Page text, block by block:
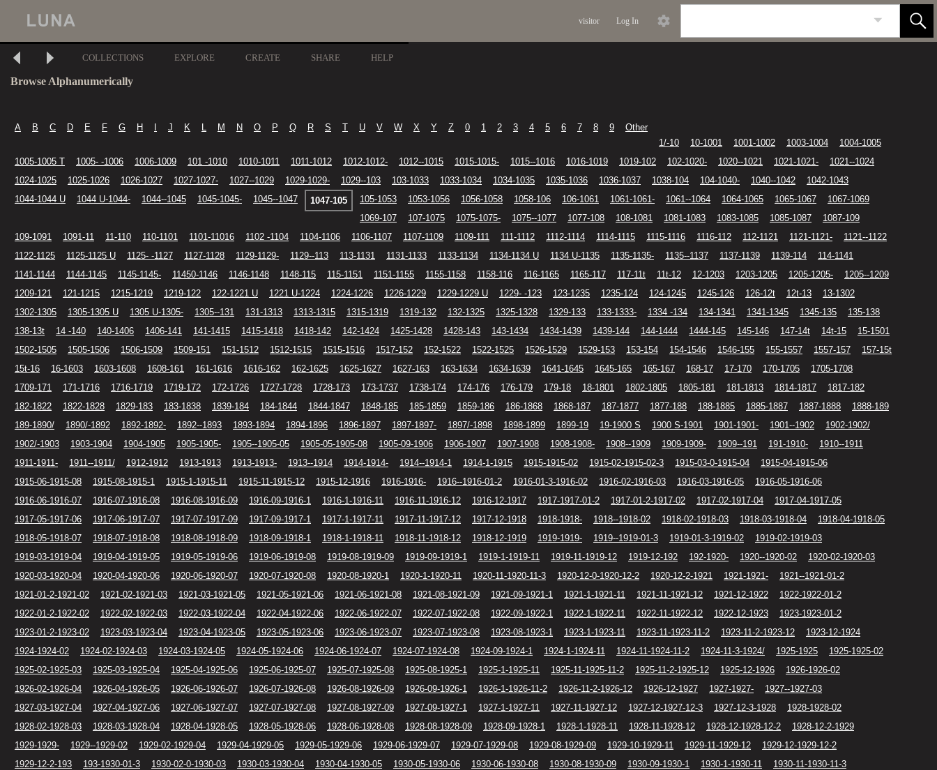
visitor Log In
COLLECTIONS EXPLORE CREATE SHARE HELP
Browse Alphanumerically
A B C D E F G H J K L M N O P Q R S T U V W X Y Z 0 1 2 3 4 5 6 7 8 9
Other
1/-10
10-1001 1001-1002 1003-1004
1004-1005
1005-1005 T
1005- -1006 1006-1009 101 -1010 1010-1011 1011-1012 1012-1012- 1012--1015 1015-1015- 1015--1016 1016-1019 1019-102 102-1020- 1020--1021 1021-1021-
1021--1024
1024-1025
1025-1026 1026-1027 1027-1027- 1027--1029 1029-1029- 1029--103 103-1033 1033-1034 1034-1035 1035-1036 1036-1037 1038-104 104-1040- 1040--1042
1042-1043
1044-1044 U
1044 U-1044- 1044--1045 1045-1045- 1045--1047 1047-105 105-1053 1053-1056 1056-1058 1058-106 106-1061 1061-1061- 1061--1064 1064-1065 1065-1067
1067-1069
1069-107
107-1075 1075-1075- 1075--1077 1077-108 108-1081 1081-1083 1083-1085 1085-1087
1087-109
109-1091
1091-11 11-110 110-1101 1101-11016 1102 -1104 1104-1106 1106-1107 1107-1109 1109-111 111-1112 1112-1114 1114-1115 1115-1116 1116-112 112-1121 1121-1121-
1121--1122
1122-1125
1125-1125 U 1125- -1127 1127-1128 1129-1129- 1129--113 113-1131 1131-1133 1133-1134 1134-1134 U 1134 U-1135 1135-1135- 1135--1137 1137-1139 1139-114
114-1141
1141-1144
1144-1145 1145-1145- 11450-1146 1146-1148 1148-115 115-1151 1151-1155 1155-1158 1158-116 116-1165 1165-117 117-11t 11t-12 12-1203 1203-1205 1205-1205-
1205--1209
1209-121
121-1215 1215-1219 1219-122 122-1221 U 1221 U-1224 1224-1226 1226-1229 1229-1229 U 1229- -123 123-1235 1235-124 124-1245 1245-126 126-12t 12t-13
13-1302
1302-1305
1305-1305 U 1305 U-1305- 1305--131 131-1313 1313-1315 1315-1319 1319-132 132-1325 1325-1328 1329-133 133-1333- 1334 -134 134-1341 1341-1345 1345-135
135-138
138-13t
14 -140 140-1406 1406-141 141-1415 1415-1418 1418-142 142-1424 1425-1428 1428-143 143-1434 1434-1439 1439-144 144-1444 1444-145 145-146 147-14t 14t-15
15-1501
1502-1505
1505-1506 1506-1509 1509-151 151-1512 1512-1515 1515-1516 1517-152 152-1522 1522-1525 1526-1529 1529-153 153-154 154-1546 1546-155 155-1557 1557-157
157-15t
15t-16
16-1603 1603-1608 1608-161 161-1616 1616-162 162-1625 1625-1627 1627-163 163-1634 1634-1639 1641-1645 1645-165 165-167 168-17 17-170 170-1705
1705-1708
1709-171
171-1716 1716-1719 1719-172 172-1726 1727-1728 1728-173 173-1737 1738-174 174-176 176-179 179-18 18-1801 1802-1805 1805-181 181-1813 1814-1817
1817-182
182-1822
1822-1828 1829-183 183-1838 1839-184 184-1844 1844-1847 1848-185 185-1859 1859-186 186-1868 1868-187 187-1877 1877-188 188-1885 1885-1887 1887-1888
1888-189
189-1890/
1890/-1892 1892-1892- 1892--1893 1893-1894 1894-1896 1896-1897 1897-1897- 1897/-1898 1898-1899 1899-19 19-1900 S 1900 S-1901 1901-1901- 1901--1902
1902-1902/
1902/-1903
1903-1904 1904-1905 1905-1905- 1905--1905-05 1905-05-1905-08 1905-09-1906 1906-1907 1907-1908 1908-1908- 1908--1909 1909-1909- 1909--191 191-1910-
1910--1911
1911-1911-
1911--1911/ 1912-1912 1913-1913 1913-1913- 1913--1914 1914-1914- 1914--1914-1 1914-1-1915 1915-1915-02 1915-02-1915-02-3 1915-03-0-1915-04
1915-04-1915-06
1915-06-1915-08
1915-08-1915-1 1915-1-1915-11 1915-11-1915-12 1915-12-1916 1916-1916- 1916--1916-01-2 1916-01-3-1916-02 1916-02-1916-03 1916-03-1916-05
1916-05-1916-06
1916-06-1916-07
1916-07-1916-08 1916-08-1916-09 1916-09-1916-1 1916-1-1916-11 1916-11-1916-12 1916-12-1917 1917-1917-01-2 1917-01-2-1917-02 1917-02-1917-04
1917-04-1917-05
1917-05-1917-06
1917-06-1917-07 1917-07-1917-09 1917-09-1917-1 1917-1-1917-11 1917-11-1917-12 1917-12-1918 1918-1918- 1918--1918-02 1918-02-1918-03 1918-03-1918-04
1918-04-1918-05
1918-05-1918-07
1918-07-1918-08 1918-08-1918-09 1918-09-1918-1 1918-1-1918-11 1918-11-1918-12 1918-12-1919 1919-1919- 1919--1919-01-3 1919-01-3-1919-02
1919-02-1919-03
1919-03-1919-04
1919-04-1919-05 1919-05-1919-06 1919-06-1919-08 1919-08-1919-09 1919-09-1919-1 1919-1-1919-11 1919-11-1919-12 1919-12-192 192-1920- 1920--1920-02
1920-02-1920-03
1920-03-1920-04
1920-04-1920-06 1920-06-1920-07 1920-07-1920-08 1920-08-1920-1 1920-1-1920-11 1920-11-1920-11-3 1920-12-0-1920-12-2 1920-12-2-1921 1921-1921-
1921--1921-01-2
1921-01-2-1921-02
1921-02-1921-03 1921-03-1921-05 1921-05-1921-06 1921-06-1921-08 1921-08-1921-09 1921-09-1921-1 1921-1-1921-11 1921-11-1921-12 1921-12-1922
1922-1922-01-2
1922-01-2-1922-02
1922-02-1922-03 1922-03-1922-04 1922-04-1922-06 1922-06-1922-07 1922-07-1922-08 1922-09-1922-1 1922-1-1922-11 1922-11-1922-12 1922-12-1923
1923-1923-01-2
1923-01-2-1923-02
1923-03-1923-04 1923-04-1923-05 1923-05-1923-06 1923-06-1923-07 1923-07-1923-08 1923-08-1923-1 1923-1-1923-11 1923-11-1923-11-2 1923-11-2-1923-12
1923-12-1924
1924-1924-02
1924-02-1924-03 1924-03-1924-05 1924-05-1924-06 1924-06-1924-07 1924-07-1924-08 1924-09-1924-1 1924-1-1924-11 1924-11-1924-11-2 1924-11-3-1924/ 1925-1925
1925-1925-02
1925-02-1925-03
1925-03-1925-04 1925-04-1925-06 1925-06-1925-07 1925-07-1925-08 1925-08-1925-1 1925-1-1925-11 1925-11-1925-11-2 1925-11-2-1925-12 1925-12-1926
1926-1926-02
1926-02-1926-04
1926-04-1926-05 1926-06-1926-07 1926-07-1926-08 1926-08-1926-09 1926-09-1926-1 1926-1-1926-11-2 1926-11-2-1926-12 1926-12-1927 1927-1927-
1927--1927-03
1927-03-1927-04
1927-04-1927-06 1927-06-1927-07 1927-07-1927-08 1927-08-1927-09 1927-09-1927-1 1927-1-1927-11 1927-11-1927-12 1927-12-1927-12-3 1927-12-3-1928
1928-1928-02
1928-02-1928-03
1928-03-1928-04 1928-04-1928-05 1928-05-1928-06 1928-06-1928-08 1928-08-1928-09 1928-09-1928-1 1928-1-1928-11 1928-11-1928-12 1928-12-1928-12-2
1928-12-2-1929
1929-1929-
1929--1929-02 1929-02-1929-04 1929-04-1929-05 1929-05-1929-06 1929-06-1929-07 1929-07-1929-08 1929-08-1929-09 1929-10-1929-11 1929-11-1929-12
1929-12-1929-12-2
1929-12-2-193
193-1930-01-3 1930-02-0-1930-03 1930-03-1930-04 1930-04-1930-05 1930-05-1930-06 1930-06-1930-08 1930-08-1930-09 1930-09-1930-1 1930-1-1930-11
1930-11-1930-11-3